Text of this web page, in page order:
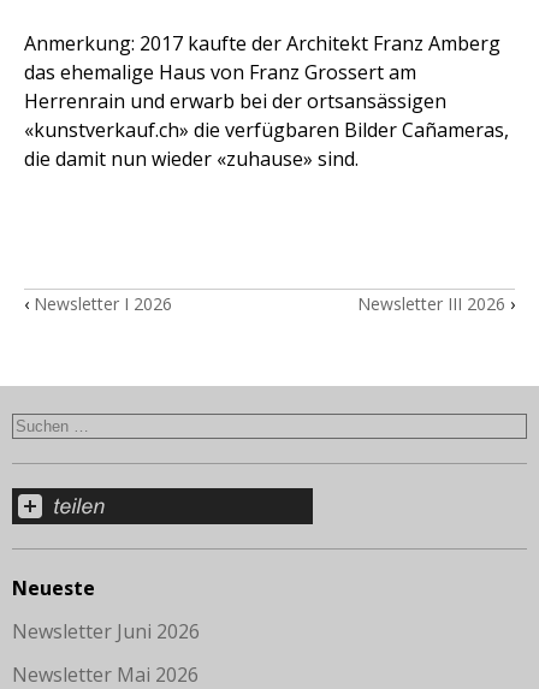
Anmerkung: 2017 kaufte der Architekt Franz Amberg
das ehemalige Haus von Franz Grossert am
Herrenrain und erwarb bei der ortsansässigen
«kunstverkauf.ch» die verfügbaren Bilder Cañameras,
die damit nun wieder «zuhause» sind.
‹ Newsletter I 2026 Newsletter III 2026 ›
Neueste
Newsletter Juni 2026
Newsletter Mai 2026